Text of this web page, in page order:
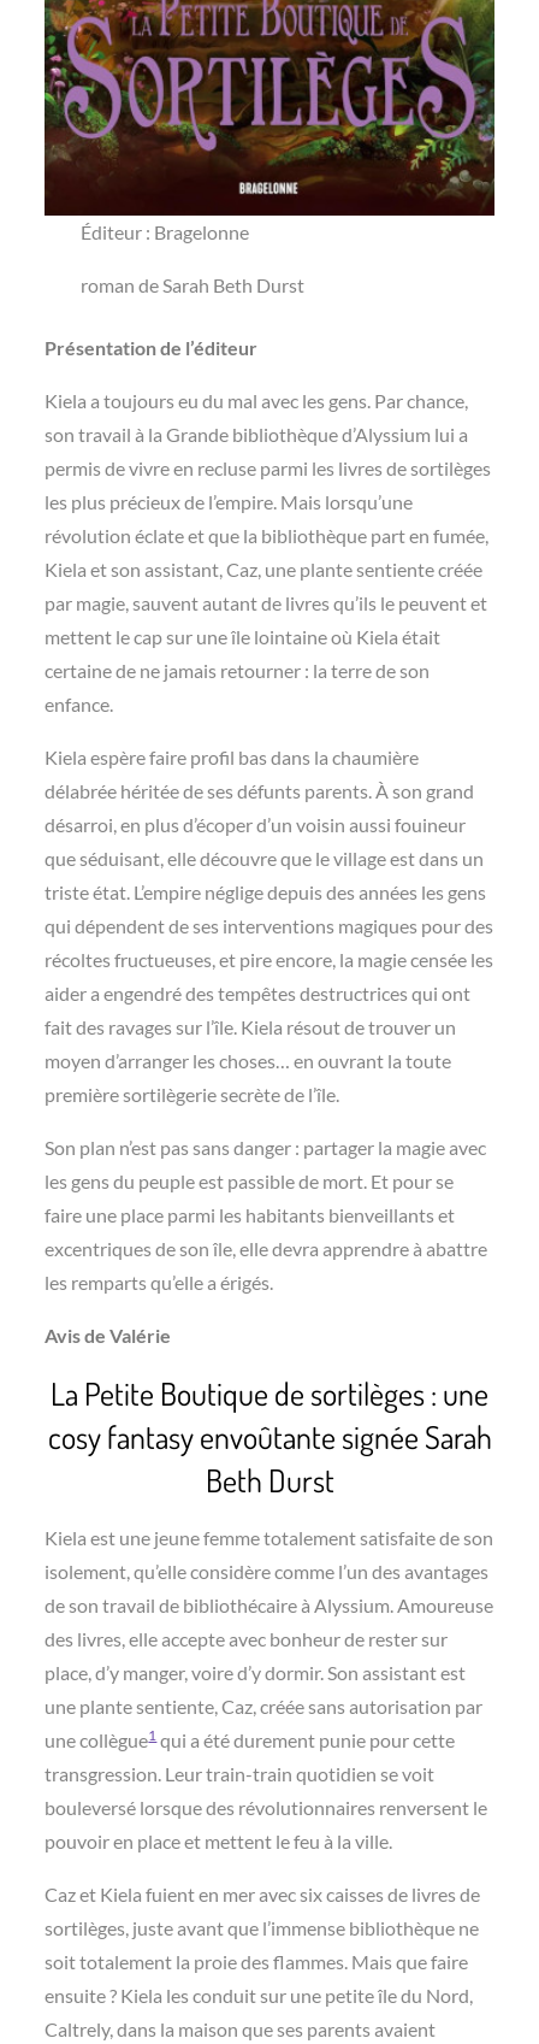
Éditeur ‏: ‎Bragelonne
roman de Sarah Beth Durst
Présentation de l’éditeur
Kiela a toujours eu du mal avec les gens. Par chance,
son travail à la Grande bibliothèque d’Alyssium lui a
permis de vivre en recluse parmi les livres de sortilèges
les plus précieux de l’empire. Mais lorsqu’une
révolution éclate et que la bibliothèque part en fumée,
Kiela et son assistant, Caz, une plante sentiente créée
par magie, sauvent autant de livres qu’ils le peuvent et
mettent le cap sur une île lointaine où Kiela était
certaine de ne jamais retourner : la terre de son
enfance.
Kiela espère faire profil bas dans la chaumière
délabrée héritée de ses défunts parents. À son grand
désarroi, en plus d’écoper d’un voisin aussi fouineur
que séduisant, elle découvre que le village est dans un
triste état. L’empire néglige depuis des années les gens
qui dépendent de ses interventions magiques pour des
récoltes fructueuses, et pire encore, la magie censée les
aider a engendré des tempêtes destructrices qui ont
fait des ravages sur l’île. Kiela résout de trouver un
moyen d’arranger les choses… en ouvrant la toute
première sortilègerie secrète de l’île.
Son plan n’est pas sans danger : partager la magie avec
les gens du peuple est passible de mort. Et pour se
faire une place parmi les habitants bienveillants et
excentriques de son île, elle devra apprendre à abattre
les remparts qu’elle a érigés.
Avis de Valérie
La Petite Boutique de sortilèges : une
cosy fantasy envoûtante signée Sarah
Beth Durst
Kiela est une jeune femme totalement satisfaite de son
isolement, qu’elle considère comme l’un des avantages
de son travail de bibliothécaire à Alyssium. Amoureuse
des livres, elle accepte avec bonheur de rester sur
place, d’y manger, voire d’y dormir. Son assistant est
une plante sentiente, Caz, créée sans autorisation par
une collègue1qui a été durement punie pour cette
transgression. Leur train-train quotidien se voit
bouleversé lorsque des révolutionnaires renversent le
pouvoir en place et mettent le feu à la ville.
Caz et Kiela fuient en mer avec six caisses de livres de
sortilèges, juste avant que l’immense bibliothèque ne
soit totalement la proie des flammes. Mais que faire
ensuite ? Kiela les conduit sur une petite île du Nord,
Caltrely, dans la maison que ses parents avaient